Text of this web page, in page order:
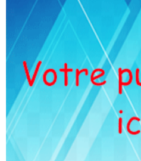
SOCIETE
GIP-PNVB :
à Djourmité
août 8, 2026
5
ECONOMIE
Rebasage
passe de 20
août 8, 2026